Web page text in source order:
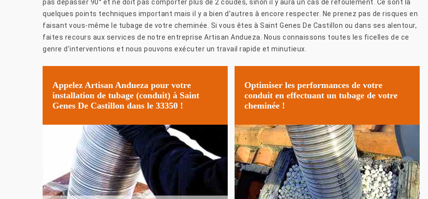
pas dépasser 90° et ne doit pas comporter plus de 2 coudes, sinon il y aura un cas de refoulement. Ce sont là
quelques points techniques important mais il y a bien d’autres à encore respecter. Ne prenez pas de risques en
faisant vous-même le tubage de votre cheminée. Si vous êtes à Saint Genes De Castillon ou dans ses alentour,
faites recours aux services de notre entreprise Artisan Andueza. Nous connaissons toutes les ficelles de ce
genre d’interventions et nous pouvons exécuter un travail rapide et minutieux.
Appelez Artisan Andueza pour votre
installation de tubage (conduit) à Saint
Genes De Castillon dans le 33350 !
Optimiser les performances de votre
conduit en effectuant un tubage de votre
cheminée !